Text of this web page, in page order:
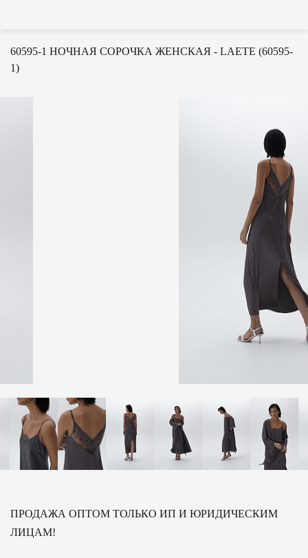
60595-1 НОЧНАЯ СОРОЧКА ЖЕНСКАЯ - LAETE (60595-
1)
ПРОДАЖА ОПТОМ ТОЛЬКО ИП И ЮРИДИЧЕСКИМ
ЛИЦАМ!